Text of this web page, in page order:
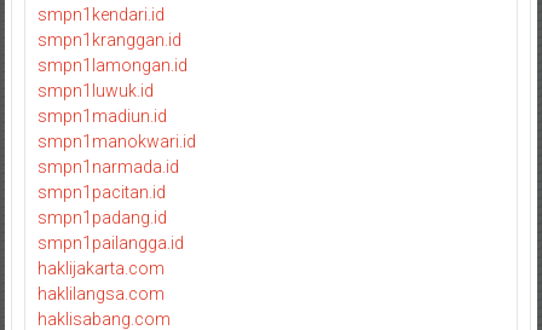
smpn1kendari.id
smpn1kranggan.id
smpn1lamongan.id
smpn1luwuk.id
smpn1madiun.id
smpn1manokwari.id
smpn1narmada.id
smpn1pacitan.id
smpn1padang.id
smpn1pailangga.id
haklijakarta.com
haklilangsa.com
haklisabang.com